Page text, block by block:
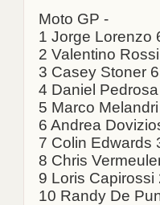
Moto GP -
1 Jorge Lorenzo
2 Valentino
3 Casey Stoner
4 Daniel
5 Marco
6 Andrea
7 Colin Edwards
8 Chris
9 Loris Capirossi
10 Randy De